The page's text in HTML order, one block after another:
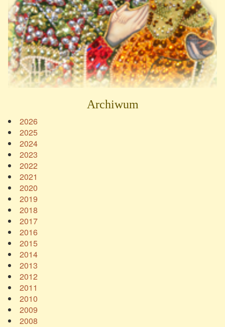
Archiwum
2026
2025
2024
2023
2022
2021
2020
2019
2018
2017
2016
2015
2014
2013
2012
2011
2010
2009
2008